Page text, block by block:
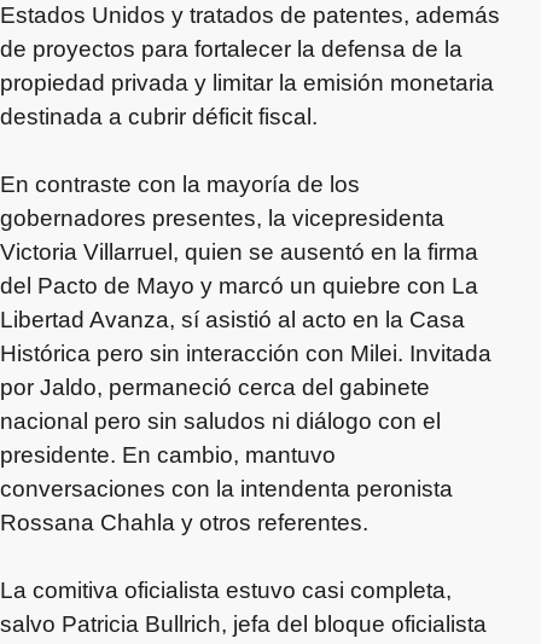
Estados Unidos y tratados de patentes, además
de proyectos para fortalecer la defensa de la
propiedad privada y limitar la emisión monetaria
destinada a cubrir déficit fiscal.
En contraste con la mayoría de los
gobernadores presentes, la vicepresidenta
Victoria Villarruel, quien se ausentó en la firma
del Pacto de Mayo y marcó un quiebre con La
Libertad Avanza, sí asistió al acto en la Casa
Histórica pero sin interacción con Milei. Invitada
por Jaldo, permaneció cerca del gabinete
nacional pero sin saludos ni diálogo con el
presidente. En cambio, mantuvo
conversaciones con la intendenta peronista
Rossana Chahla y otros referentes.
La comitiva oficialista estuvo casi completa,
salvo Patricia Bullrich, jefa del bloque oficialista